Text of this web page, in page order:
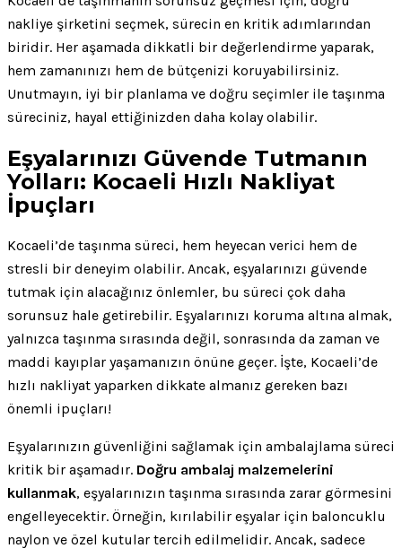
nakliye şirketini seçmek, sürecin en kritik adımlarından
biridir. Her aşamada dikkatli bir değerlendirme yaparak,
hem zamanınızı hem de bütçenizi koruyabilirsiniz.
Unutmayın, iyi bir planlama ve doğru seçimler ile taşınma
süreciniz, hayal ettiğinizden daha kolay olabilir.
Eşyalarınızı Güvende Tutmanın
Yolları: Kocaeli Hızlı Nakliyat
İpuçları
Kocaeli’de taşınma süreci, hem heyecan verici hem de
stresli bir deneyim olabilir. Ancak, eşyalarınızı güvende
tutmak için alacağınız önlemler, bu süreci çok daha
sorunsuz hale getirebilir. Eşyalarınızı koruma altına almak,
yalnızca taşınma sırasında değil, sonrasında da zaman ve
maddi kayıplar yaşamanızın önüne geçer. İşte, Kocaeli’de
hızlı nakliyat yaparken dikkate almanız gereken bazı
önemli ipuçları!
Eşyalarınızın güvenliğini sağlamak için ambalajlama süreci
kritik bir aşamadır. Doğru ambalaj malzemelerini
kullanmak, eşyalarınızın taşınma sırasında zarar görmesini
engelleyecektir. Örneğin, kırılabilir eşyalar için baloncuklu
naylon ve özel kutular tercih edilmelidir. Ancak, sadece